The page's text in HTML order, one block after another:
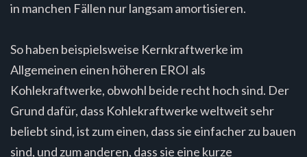
in manchen Fällen nur langsam amortisieren.
So haben beispielsweise Kernkraftwerke im
Allgemeinen einen höheren EROI als
Kohlekraftwerke, obwohl beide recht hoch sind. Der
Grund dafür, dass Kohlekraftwerke weltweit sehr
beliebt sind, ist zum einen, dass sie einfacher zu bauen
sind, und zum anderen, dass sie eine kurze